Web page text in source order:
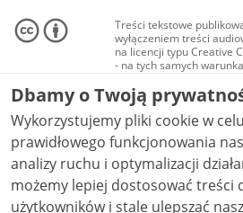
Treści tekstowe
wyłączeniem treści
na licencji typu Creative
- na tych samych
Materiały
audio i wideo, są
Creative Commons:
niekomercyjne - bez
NC-ND 4.0), o ile nie jest
Dbamy o Twoją
Wykorzystujemy pliki cookie w
prawidłowego funkcjonowania
analizy ruchu i optymalizacji działania
możemy lepiej dostosować treści
użytkowników i stale ulepszać nasze usługi.